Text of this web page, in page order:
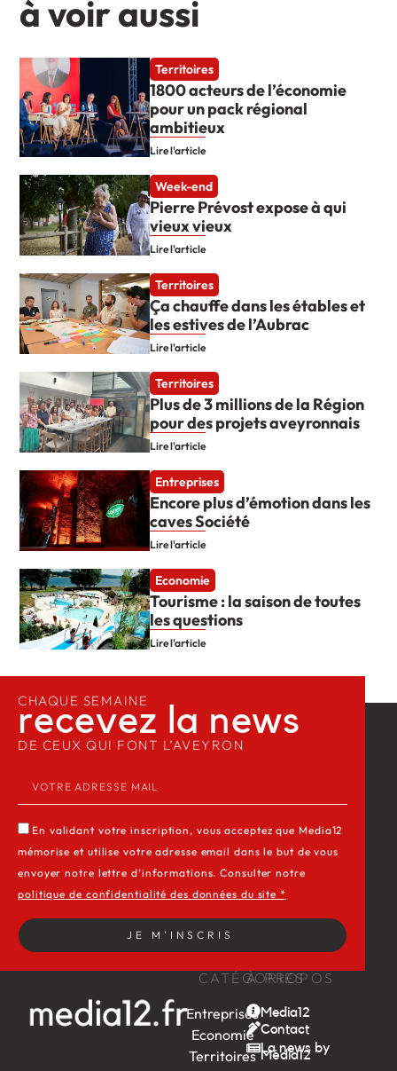
à voir aussi
Territoires
1800 acteurs de l’économie
pour un pack régional
ambitieux
Lire l'article
Week-end
Pierre Prévost expose à qui
vieux vieux
Lire l'article
Territoires
Ça chauffe dans les étables et
les estives de l’Aubrac
Lire l'article
Territoires
Plus de 3 millions de la Région
pour des projets aveyronnais
Lire l'article
Entreprises
Encore plus d’émotion dans les
caves Société
Lire l'article
Economie
Tourisme : la saison de toutes
les questions
Lire l'article
CATÉGORIES
Entreprises
Economie
Territoires
À PROPOS
Media12
Contact
La news by
Média12
CHAQUE SEMAINE
recevez la news​
DE CEUX QUI FONT L’AVEYRON
En validant votre inscription, vous acceptez que Media12
mémorise et utilise votre adresse email dans le but de vous
envoyer notre lettre d’informations. Consulter notre
politique de confidentialité des données du site *
JE M'INSCRIS